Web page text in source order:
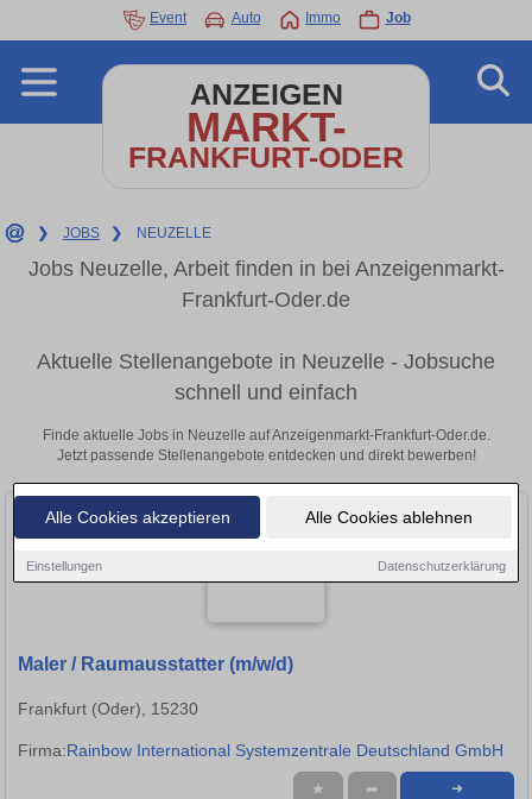
Alle Cookies akzeptieren Alle Cookies ablehnen
Einstellungen Datenschutzerklärung
Event Auto Immo Job
ANZEIGEN
MARKT-
FRANKFURT-ODER
❯ JOBS ❯ NEUZELLE
Jobs Neuzelle, Arbeit finden in bei Anzeigenmarkt-
Frankfurt-Oder.de
Aktuelle Stellenangebote in Neuzelle - Jobsuche
schnell und einfach
Finde aktuelle Jobs in Neuzelle auf Anzeigenmarkt-Frankfurt-Oder.de.
Jetzt passende Stellenangebote entdecken und direkt bewerben!
Maler / Raumausstatter (m/w/d)
Frankfurt (Oder), 15230
Firma:Rainbow International Systemzentrale Deutschland GmbH
★ ➦ ➜